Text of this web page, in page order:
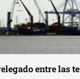
entre las